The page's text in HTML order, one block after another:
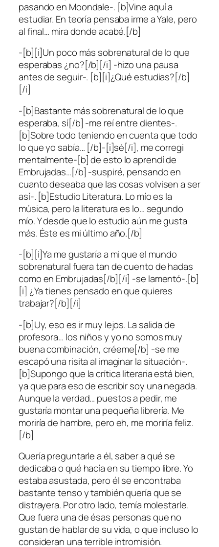
pasando en Moondale-. [b]Vine aquí a
estudiar. En teoría pensaba irme a Yale, pero
al final… mira donde acabé.[/b]
-[b][i]Un poco más sobrenatural de lo que
esperabas ¿no?[/b][/i] -hizo una pausa
antes de seguir-. [b][i]¿Qué estudias?[/b]
[/i]
-[b]Bastante más sobrenatural de lo que
esperaba, sí[/b] -me reí entre dientes-.
[b]Sobre todo teniendo en cuenta que todo
lo que yo sabía… [/b]-[i]sé[/i], me corregi
mentalmente-[b] de esto lo aprendí de
Embrujadas…[/b] -suspiré, pensando en
cuanto deseaba que las cosas volvisen a ser
así-. [b]Estudio Literatura. Lo mío es la
música, pero la literatura es lo… segundo
mío. Y desde que lo estudio aún me gusta
más. Éste es mi último año.[/b]
-[b][i]Ya me gustaría a mi que el mundo
sobrenatural fuera tan de cuento de hadas
como en Embrujadas[/b][/i] -se lamentó-.[b]
[i] ¿Ya tienes pensado en que quieres
trabajar?[/b][/i]
-[b]Uy, eso es ir muy lejos. La salida de
profesora… los niños y yo no somos muy
buena combinación, créeme[/b] -se me
escapó una risita al imaginar la situación-.
[b]Supongo que la crítica literaria está bien,
ya que para eso de escribir soy una negada.
Aunque la verdad… puestos a pedir, me
gustaría montar una pequeña librería. Me
moriría de hambre, pero eh, me moriría feliz.
[/b]
Quería preguntarle a él, saber a qué se
dedicaba o qué hacía en su tiempo libre. Yo
estaba asustada, pero él se encontraba
bastante tenso y también quería que se
distrayera. Por otro lado, temía molestarle.
Que fuera una de ésas personas que no
gustan de hablar de su vida, o que incluso lo
consideran una terrible intromisión.